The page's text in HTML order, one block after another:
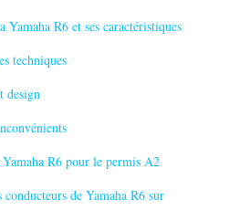
Yamaha R6 et ses caractéristiques
techniques
design
R6 pour le permis A2
de Yamaha R6 sur